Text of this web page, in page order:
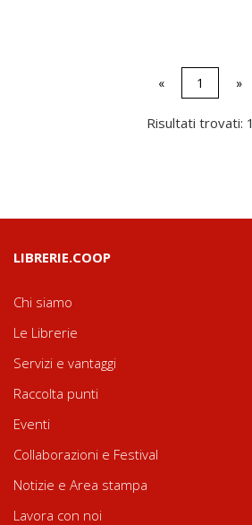
« 1 »
Risultati trovati: 1
LIBRERIE.COOP
Chi siamo
Le Librerie
Servizi e vantaggi
Raccolta punti
Eventi
Collaborazioni e Festival
Notizie e Area stampa
Lavora con noi